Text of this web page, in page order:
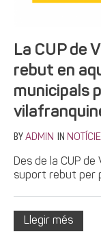
La CUP de
rebut en
municipals
BY ADMIN IN
Des de la CUP
suport rebut per
Llegir més